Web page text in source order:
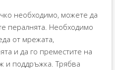
необходимо, можете да
пералнята. Необходимо
от мрежата,
и да го преместите на
и поддръжка. Трябва